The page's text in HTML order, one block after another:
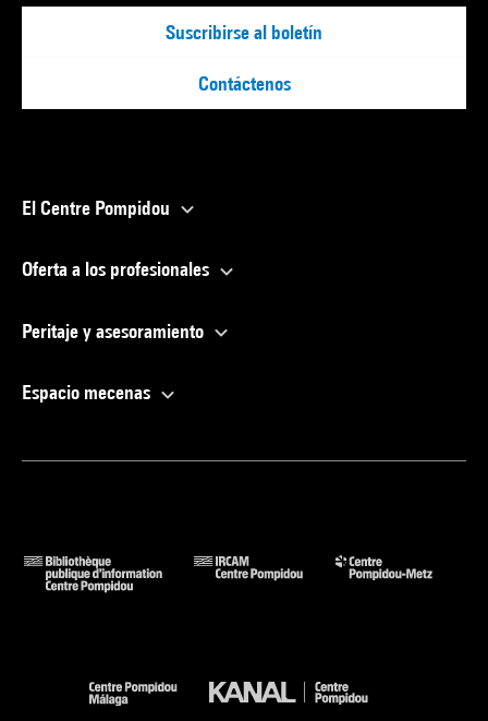
Suscribirse al boletín
Contáctenos
El Centre Pompidou
Oferta a los profesionales
Peritaje y asesoramiento
Espacio mecenas